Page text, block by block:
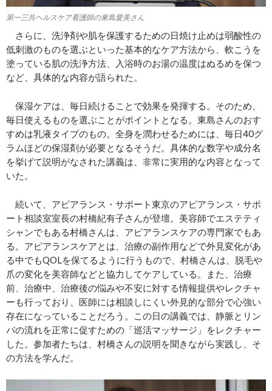
第一三共ヘルスケア看護師の東島愛美さん
さらに、洗浄剤や肌を保護するための日焼け止めは弱酸性の
低刺激のものを選ぶといった基本的なケア方法から、軟こうを
塗っている肌の洗浄方法、入浴時のお湯の温度はぬるめを保つ
など、具体的な内容が語られた。
保湿ケアは、毎日続けることで効果を発揮する。そのため、
毎日使えるものを選ぶことがポイントとなる。東島さんのおす
すめは乳液タイプのもの。全身を潤わせるためには、毎日40グ
ラムほどの保湿剤が必要となるそうだ。具体的な数字や成分名
を挙げて説明がなされた講義は、非常に実用的な内容となって
いた。
続いて、アピアランス・サポート東京のアピアランス・サポ
ート相談室室長の村橋紀有子さんが登壇。美容師でエステティ
シャンでもある村橋さんは、アピアランスケアの専門家でもあ
る。アピアランスケアとは、治療の副作用などで外見変化があ
る中でもQOLを保てるように行うもので、村橋さんは、脱毛や
爪の変化を美容師などと協力してケアしている。また、治療
前、治療中、治療後の悩みや不安に対する情報提供やレクチャ
ーも行っており、医師には相談しにくい外見的な部分で心強い
存在になっていることだろう。この日の講義では、静脈とリン
パの流れを正常に促すための「巡活マッサージ」をレクチャー
した。参加者たちは、村橋さんの説明を聞きながら実践し、そ
の方法を学んだ。